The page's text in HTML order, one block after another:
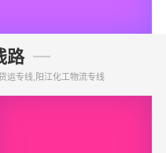
路
运专线,阳江化工物流专线